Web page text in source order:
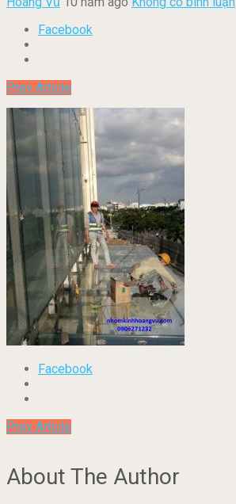
Facebook
Prev Article
Facebook
Prev Article
About The Author